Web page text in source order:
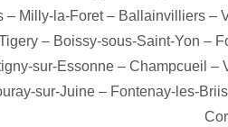
– Milly-la-Foret– Ballainvilliers–
– Boissy-sous-Saint-Yon –
sur-Essonne– Champcueil –
sur-Juine – Fontenay-les-Briis